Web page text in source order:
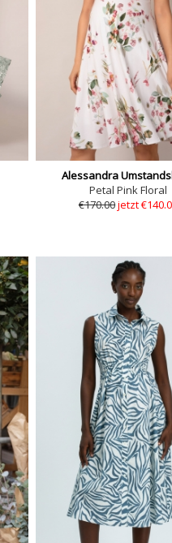
Alessandra
Petal Pink Floral
€170.00jetzt